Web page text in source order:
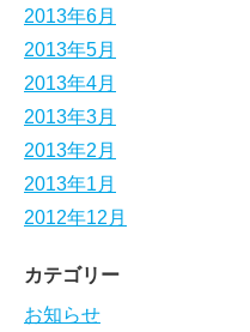
2013年6月
2013年5月
2013年4月
2013年3月
2013年2月
2013年1月
2012年12月
カテゴリー
お知らせ